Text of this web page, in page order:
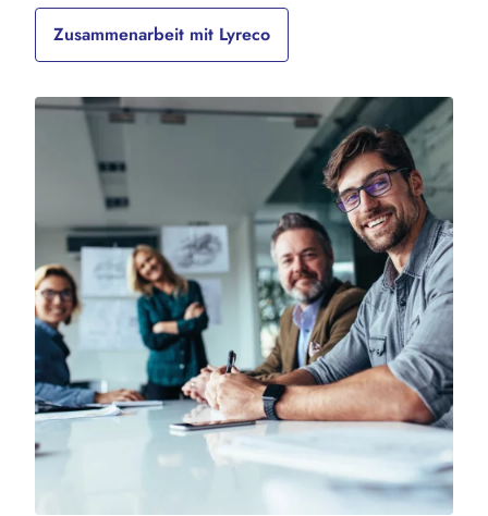
Zusammenarbeit mit Lyreco